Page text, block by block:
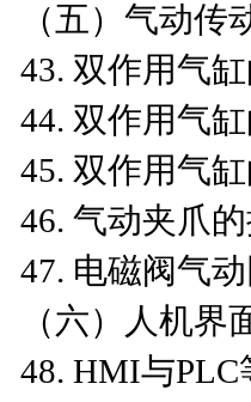
（五）气动传
43. 双作用气
44. 双作用气
45. 双作用气
46. 气动夹爪
47. 电磁阀气
（六）人机界
48. HMI与